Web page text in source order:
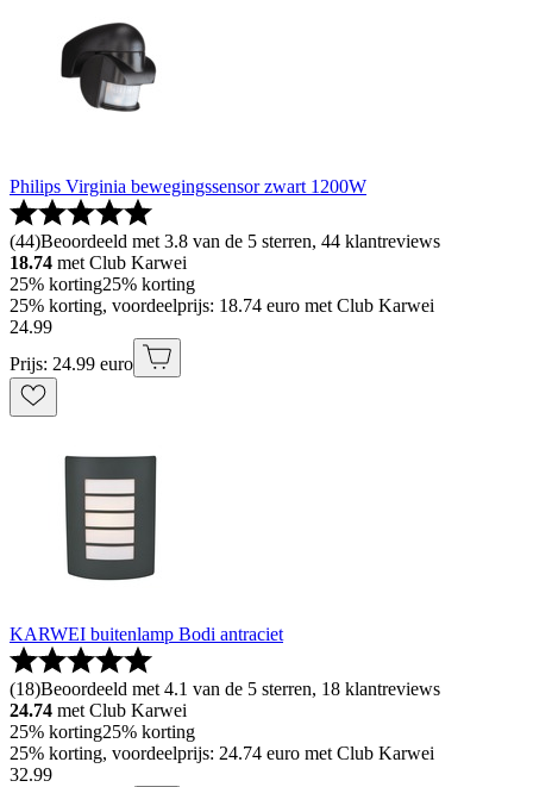
Philips Virginia bewegingssensor zwart 1200W
(44)Beoordeeld met 3.8 van de 5 sterren, 44 klantreviews
18.74 met Club Karwei
25% korting25% korting
25% korting, voordeelprijs: 18.74 euro met Club Karwei
24.99
Prijs: 24.99 euro
KARWEI buitenlamp Bodi antraciet
(18)Beoordeeld met 4.1 van de 5 sterren, 18 klantreviews
24.74 met Club Karwei
25% korting25% korting
25% korting, voordeelprijs: 24.74 euro met Club Karwei
32.99